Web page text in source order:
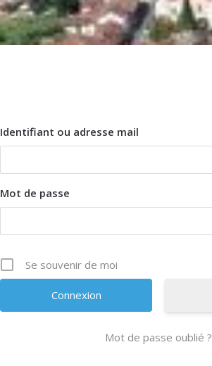
Identifiant ou adresse mail
Mot de passe
Se souvenir de moi
Mot de passe oublié ?